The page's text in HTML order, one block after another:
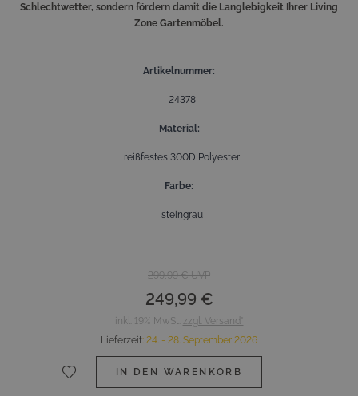
Schlechtwetter, sondern fördern damit die Langlebigkeit Ihrer Living
Zone Gartenmöbel.
Artikelnummer
24378
Material
reißfestes 300D Polyester
Farbe
steingrau
299,99 €UVP
249,99 €
inkl. 19% MwSt. zzgl. Versand*
Lieferzeit: 24. - 28. September 2026
IN DEN WARENKORB